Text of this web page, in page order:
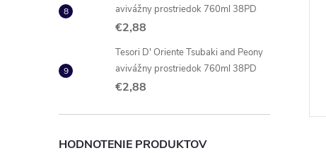
avivážny prostriedok 760ml 38PD
€2,88
Tesori D' Oriente Tsubaki and Peony
avivážny prostriedok 760ml 38PD
€2,88
HODNOTENIE PRODUKTOV
DO KOŠÍKA
Cif Cream Profesional 750ml
€2,98 DO KOŠÍKA